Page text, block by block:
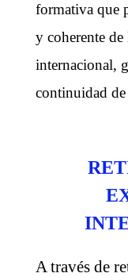
formativa que
y coherente de
internacional,
continuidad de
A través de